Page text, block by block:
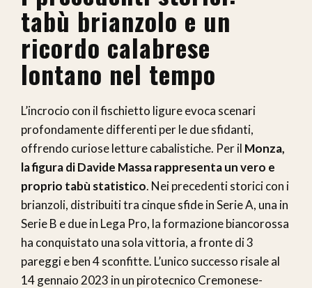
tabù brianzolo e un
ricordo calabrese
lontano nel tempo
L’incrocio con il fischietto ligure evoca scenari
profondamente differenti per le due sfidanti,
offrendo curiose letture cabalistiche. Per il Monza,
la figura di Davide Massa rappresenta un vero e
proprio tabù statistico. Nei precedenti storici con i
brianzoli, distribuiti tra cinque sfide in Serie A, una in
Serie B e due in Lega Pro, la formazione biancorossa
ha conquistato una sola vittoria, a fronte di 3
pareggi e ben 4 sconfitte. L’unico successo risale al
14 gennaio 2023 in un pirotecnico Cremonese-